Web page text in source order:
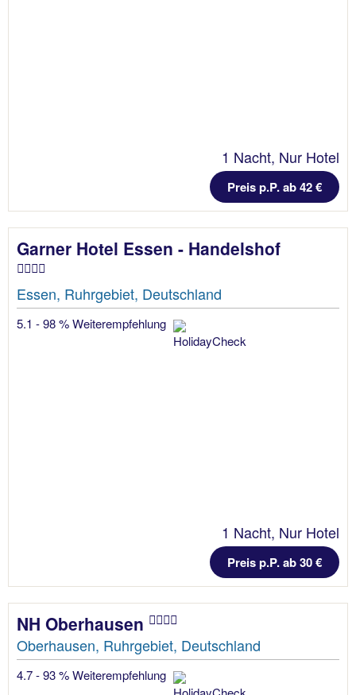
1 Nacht, Nur Hotel
Preis p.P. ab 42 €
Garner Hotel Essen - Handelshof
Essen, Ruhrgebiet, Deutschland
5.1 - 98 % Weiterempfehlung
1 Nacht, Nur Hotel
Preis p.P. ab 30 €
NH Oberhausen
Oberhausen, Ruhrgebiet, Deutschland
4.7 - 93 % Weiterempfehlung